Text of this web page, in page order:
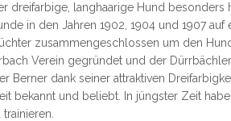
dreifarbige, langhaarige Hund besonders
in den Jahren 1902, 1904 und 1907
zusammengeschlossen um den
Verein gegründet und der
Berner dank seiner attraktiven
bekannt und beliebt. In jüngster Zeit